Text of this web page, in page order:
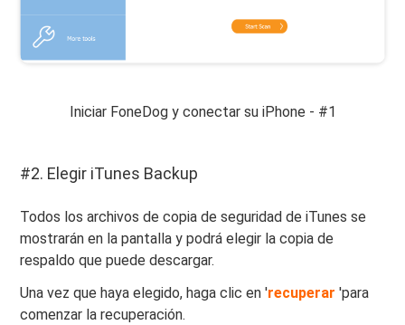
Iniciar FoneDog y conectar su iPhone - #1
#2. Elegir iTunes Backup
Todos los archivos de copia de seguridad de iTunes se
mostrarán en la pantalla y podrá elegir la copia de
respaldo que puede descargar.
Una vez que haya elegido, haga clic en 'recuperar'para
comenzar la recuperación.